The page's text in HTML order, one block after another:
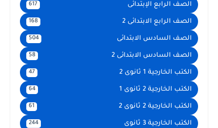
الصف الرابع الإبتدائى 617
الصف الرابع الابتدائى 2 168
الصف السادس الابتدائى 504
الصف السادس الابتدائى 2 58
الكتب الخارجية 1 ثانوى 2 47
الكتب الخارجية 2 ثانوى 1 64
الكتب الخارجية 2 ثانوى 2 61
الكتب الخارجية 3 ثانوى 244